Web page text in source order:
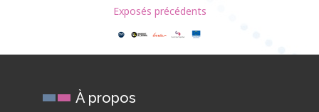
Exposés précédents
À propos